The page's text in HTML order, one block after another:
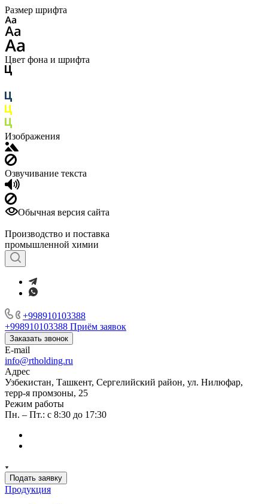
Размер шрифта
Цвет фона и шрифта
Изображения
Озвучивание текста
Обычная версия сайта
Производство и поставка
промышленной химии
+998910103388
+998910103388 Приём заявок
Заказать звонок
E-mail
info@rtholding.ru
Адрес
Узбекистан, Ташкент, Сергелийский район, ул. Нилюфар,
терр-я промзоны, 25
Режим работы
Пн. – Пт.: с 8:30 до 17:30
Подать заявку
Продукция